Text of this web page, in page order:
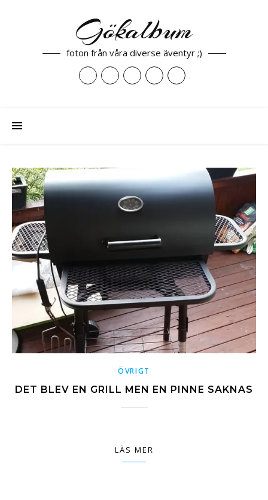
Gökalbum
foton från våra diverse äventyr ;)
ÖVRIGT
DET BLEV EN GRILL MEN EN PINNE SAKNAS
LÄS MER